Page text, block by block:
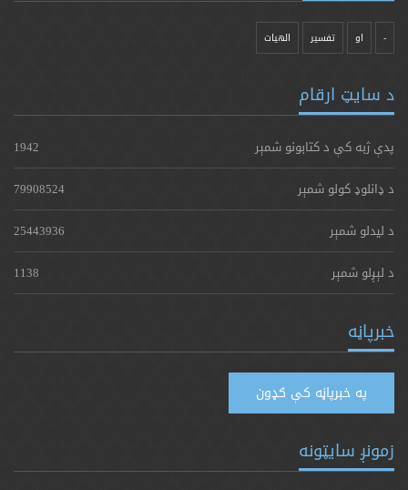
- او تفسیر الهیات
د سایټ ارقام
پدې ژبه کې د کتابونو شمېر
1942
د ډانلوډ کولو شمېر
79908524
د لیدلو شمېر
25443936
د لېږلو شمېر
1138
خبرپاڼه
په خبرپاڼه کې ګډون
زمونږ سایټونه